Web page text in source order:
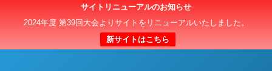
サイトリニューアルのお知らせ
2024年度 第39回大会よりサイトをリニューアルいたしました。
新サイトはこちら
日本クラブユースサッカー選手権（U-15）大会